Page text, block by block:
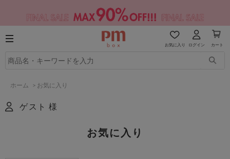
お気に入り ログイン カート
ホーム > お気に入り
ゲスト 様
お気に入り